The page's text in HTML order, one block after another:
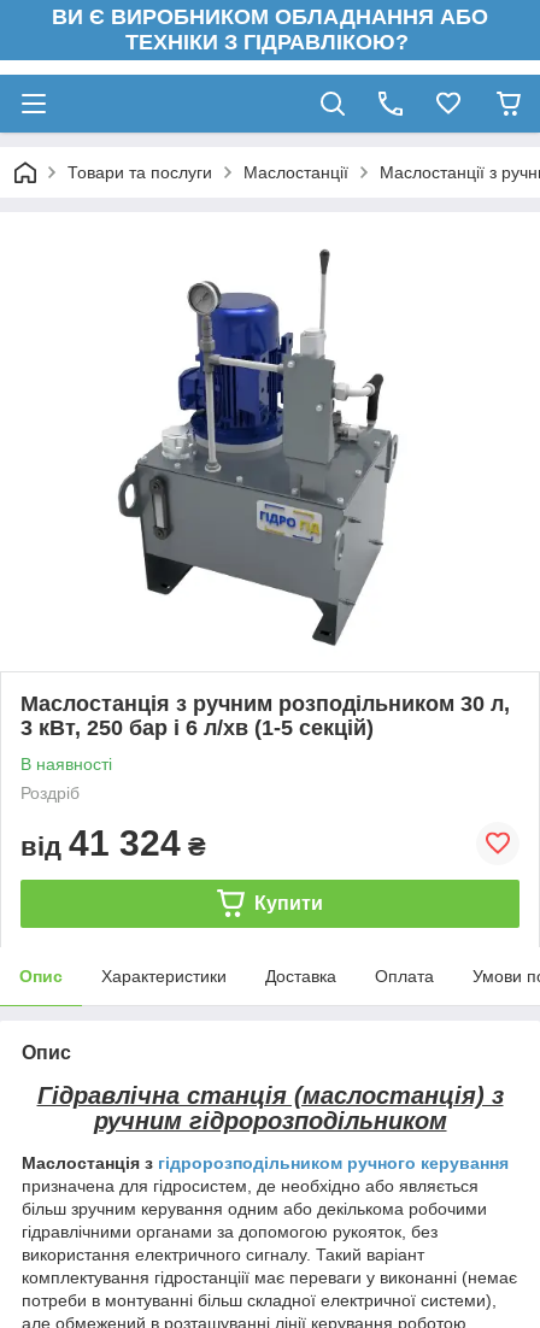
ВИ Є ВИРОБНИКОМ ОБЛАДНАННЯ АБО
ТЕХНІКИ З ГІДРАВЛІКОЮ?
Товари та послуги Маслостанції Маслостанції з
Маслостанція з ручним розподільником 30 л,
3 кВт, 250 бар і 6 л/хв (1-5 секцій)
В наявності
Роздріб
від 41 324 ₴
Купити
Опис Характеристики Доставка Оплата Умови
Опис
Гідравлічна станція (маслостанція) з
ручним гідророзподільником
Маслостанція з гідророзподільником ручного керування
призначена для гідросистем, де необхідно або являється
більш зручним керування одним або декількома робочими
гідравлічними органами за допомогою рукояток, без
використання електричного сигналу. Такий варіант
комплектування гідростанціії має переваги у виконанні (немає
потреби в монтуванні більш складної електричної системи),
але обмежений в розташуванні лінії керування роботою